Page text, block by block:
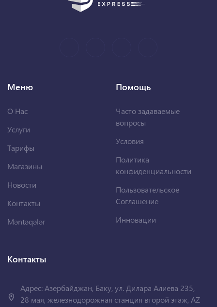
Меню
О Нас
Услуги
Тарифы
Магазины
Новости
Контакты
Məntəqələr
Помощь
Часто задаваемые
вопросы
Условия
Политика
конфиденциальности
Пользовательское
Соглашение
Инновации
Контакты
Адрес: Азербайджан, Баку, ул. Дилара Алиева 235,
28 мая, железнодорожная станция второй этаж, AZ